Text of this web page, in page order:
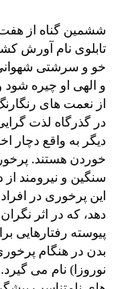
ششمین گناه از
تابلوی نام آورش
خو و سرشتی شهوانی
و الهی او چیره شود
از نعمت های
در گذرگاه لذت
دیگر به واقع دچار
خوردن هستند.
سنگین و نیرومند
این پرخوری در
دهد، که در اثر
پیوسته رفتارهایی
بدن در هنگام
نوروزا) نام می